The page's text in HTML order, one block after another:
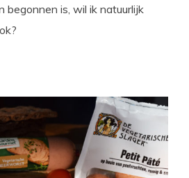
is, wil ik natuurlijk